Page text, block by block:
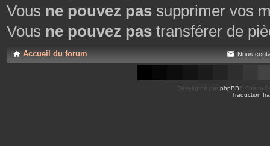
Vous ne pouvez pas supprimer vos
Vous ne pouvez pas transférer de
Accueil du forum Nous
Développé par phpBB ® Forum
Traduction